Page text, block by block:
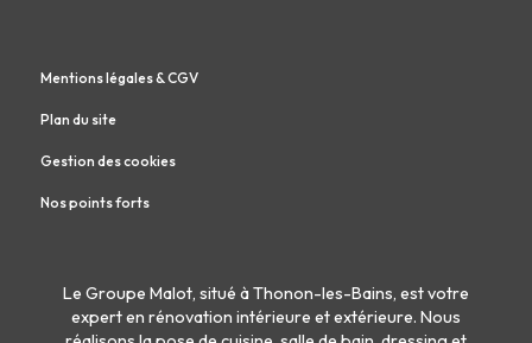
Mentions légales & CGV
Plan du site
Gestion des cookies
Nos points forts
Le Groupe Malot, situé à Thonon-les-Bains, est votre
expert en rénovation intérieure etextérieure. Nous